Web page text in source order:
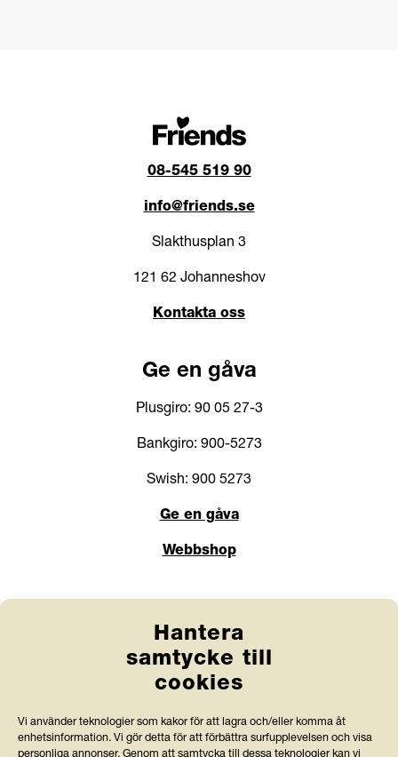
Hantera
samtycke till
cookies
Vi använder teknologier som kakor för att lagra och/eller komma åt
enhetsinformation. Vi gör detta för att förbättra surfupplevelsen och visa
08-545 519 90
info@friends.se
Slakthusplan 3
121 62 Johanneshov
Kontakta oss
Ge en gåva
Plusgiro: 90 05 27-3
Bankgiro: 900-5273
Swish: 900 5273
Ge en gåva
Webbshop
Anlita Friends
Jobba hos oss
Prenumerera på nyhetsbrev
Press och rapporter